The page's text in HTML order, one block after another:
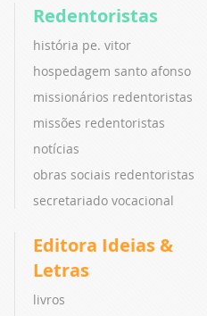
Redentoristas
história pe. vitor
hospedagem santo afonso
missionários redentoristas
missões redentoristas
notícias
obras sociais redentoristas
secretariado vocacional
Editora Ideias &
Letras
livros